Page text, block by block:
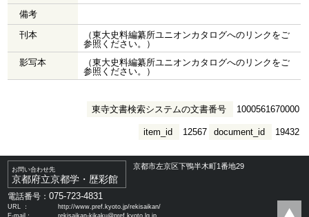
備考
刊本
（東大史料編纂所ユニオンカタログへのリンクをご
参照ください。）
影写本
（東大史料編纂所ユニオンカタログへのリンクをご
参照ください。）
東寺文書検索システムの文書番号 1000561670000
document_id 19432
item_id 12567
お問い合わせ先
京都府立京都学・歴彩館
京都市左京区下鴨半木町1番地29
電話番号：075-723-4831
URL ：
http://www.pref.kyoto.jp/rekisaikan/
E-mail：
rekisaikan-kikaku@pref.kyoto.lg.jp